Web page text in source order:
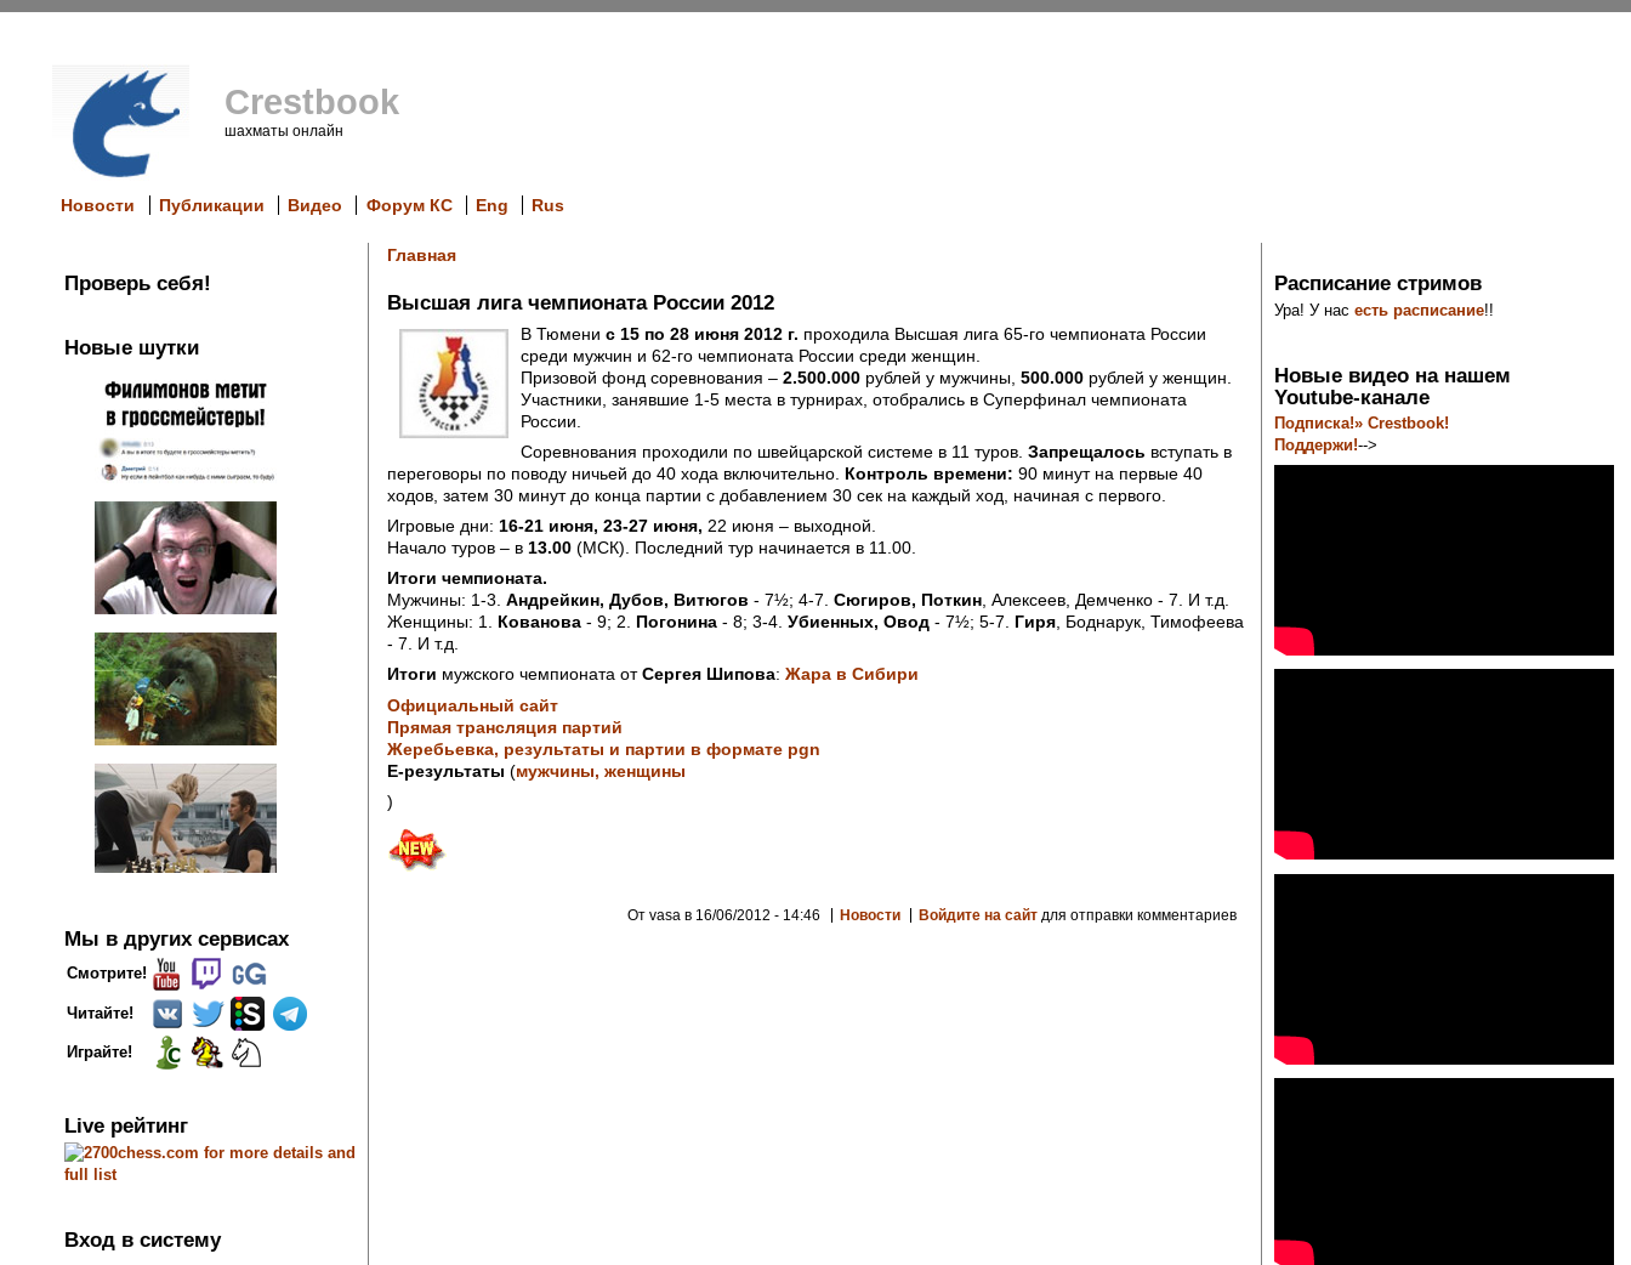
Crestbook
шахматы онлайн
Новости Публикации Видео Форум КС Eng Rus
Проверь себя!
Новые шутки
Мы в других сервисах
Смотрите!
Читайте!
Играйте!
Live рейтинг
Вход в систему
Главная
Высшая лига чемпионата России 2012
В Тюмени с 15 по 28 июня 2012 г. проходила Высшая лига 65-го чемпионата России
среди мужчин и 62-го чемпионата России среди женщин.
Призовой фонд соревнования – 2.500.000рублей у мужчины, 500.000рублей у женщин.
Участники, занявшие 1-5 места в турнирах, отобрались в Суперфинал чемпионата
России.
Соревнования проходили по швейцарской системе в 11 туров. Запрещалось вступать в
переговоры по поводу ничьей до 40 хода включительно. Контроль времени: 90 минут на первые 40
ходов, затем 30 минут до конца партии с добавлением 30 сек на каждый ход, начиная с первого.
Игровые дни: 16-21 июня, 23-27 июня, 22 июня – выходной.
Начало туров – в 13.00(МСК). Последний тур начинается в 11.00.
Итоги чемпионата.
Мужчины: 1-3. Андрейкин, Дубов, Витюгов - 7½; 4-7. Сюгиров, Поткин, Алексеев, Демченко - 7. И т.д.
Женщины: 1. Кованова- 9; 2. Погонина- 8; 3-4. Убиенных, Овод- 7½; 5-7. Гиря, Боднарук, Тимофеева
- 7. И т.д.
Итоги мужского чемпионата отСергея Шипова: Жара в Сибири
Официальный сайт
Прямая трансляция партий
Жеребьевка, результаты и партии в формате pgn
Е-результаты (мужчины, женщины
)
От vasa в 16/06/2012 - 14:46 Новости Войдите на сайт для отправки комментариев
Расписание стримов
Ура! У насесть расписание!!
Новые видео на нашем
Youtube-канале
Подписка!» Crestbook!
Поддержи!-->